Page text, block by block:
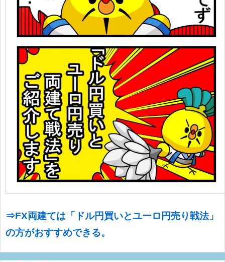
⇒FX両建ては「ドル円買いとユーロ円売り戦法」
の方がおすすめできる。